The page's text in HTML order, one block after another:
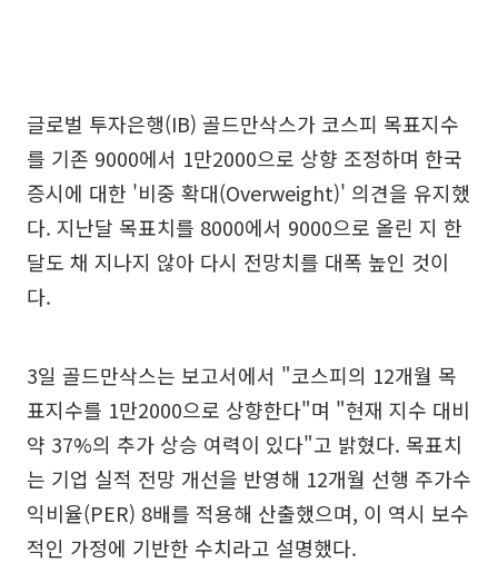
글로벌 투자은행(IB) 골드만삭스가 코스피 목표지수
를 기존 9000에서 1만2000으로 상향 조정하며 한국
증시에 대한 '비중 확대(Overweight)' 의견을 유지했
다. 지난달 목표치를 8000에서 9000으로 올린 지 한
달도 채 지나지 않아 다시 전망치를 대폭 높인 것이
다.
3일 골드만삭스는 보고서에서 "코스피의 12개월 목
표지수를 1만2000으로 상향한다"며 "현재 지수 대비
약 37%의 추가 상승 여력이 있다"고 밝혔다. 목표치
는 기업 실적 전망 개선을 반영해 12개월 선행 주가수
익비율(PER) 8배를 적용해 산출했으며, 이 역시 보수
적인 가정에 기반한 수치라고 설명했다.